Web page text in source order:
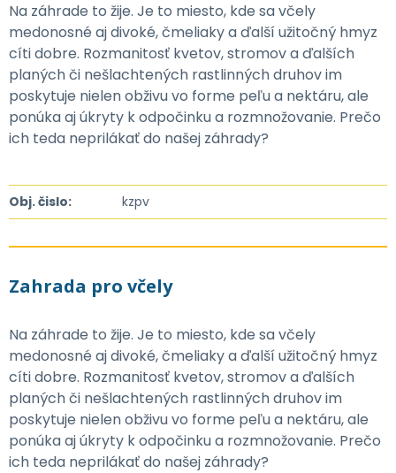
Na záhrade to žije. Je to miesto, kde sa včely
medonosné aj divoké, čmeliaky a ďalší užitočný hmyz
cíti dobre. Rozmanitosť kvetov, stromov a ďalších
planých či nešlachtených rastlinných druhov im
poskytuje nielen obživu vo forme peľu a nektáru, ale
ponúka aj úkryty k odpočinku a rozmnožovanie. Prečo
ich teda neprilákať do našej záhrady?
Obj. čislo: kzpv
Zahrada pro včely
Na záhrade to žije. Je to miesto, kde sa včely
medonosné aj divoké, čmeliaky a ďalší užitočný hmyz
cíti dobre. Rozmanitosť kvetov, stromov a ďalších
planých či nešlachtených rastlinných druhov im
poskytuje nielen obživu vo forme peľu a nektáru, ale
ponúka aj úkryty k odpočinku a rozmnožovanie. Prečo
ich teda neprilákať do našej záhrady?